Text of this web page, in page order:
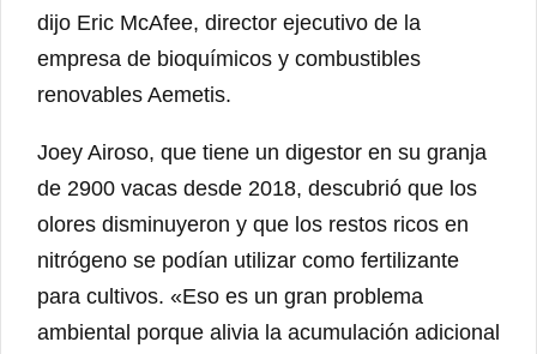
dijo Eric McAfee, director ejecutivo de la
empresa de bioquímicos y combustibles
renovables Aemetis.
Joey Airoso, que tiene un digestor en su granja
de 2900 vacas desde 2018, descubrió que los
olores disminuyeron y que los restos ricos en
nitrógeno se podían utilizar como fertilizante
para cultivos. «Eso es un gran problema
ambiental porque alivia la acumulación adicional